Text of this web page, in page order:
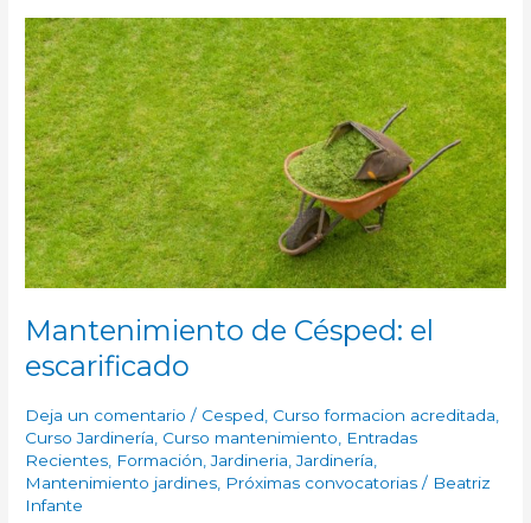
Mantenimiento de Césped: el
escarificado
Deja un comentario / Cesped Curso formacion acreditada
Curso Jardinería Curso mantenimiento
Entradas
Recientes Formación ,Jardineria ,Jardinería
Mantenimiento jardines Próximas convocatorias / Beatriz
Infante
MANTENIMIENTO
DE
CÉSPED:
EL
ESCARIFICADO